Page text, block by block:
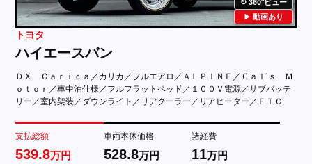
360°ビュー
動画あり
トヨタ
ハイエースバン
ＤＸ Ｃａｒｉｃａ／カリカ／フルエアロ／ＡＬＰＩＮＥ／Ｃａｌ’ｓ Ｍ
ｏｔｏｒ／車中泊仕様／フルフラットベッド／１００Ｖ電源／サブバッテ
リー／室内架装／ダウンライト／リアクーラー／リアヒーター／ＥＴＣ
支払総額
539.8万円
車両本体価格
528.8万円
諸経費
11万円